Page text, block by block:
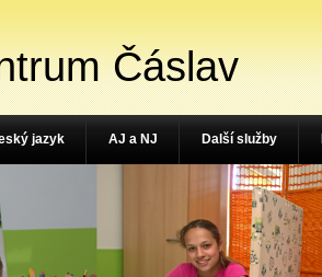
Čáslav
jazyk AJ a NJ Další služby